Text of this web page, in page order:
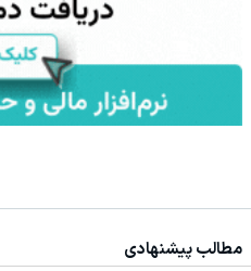
مطالب پیشنهادی